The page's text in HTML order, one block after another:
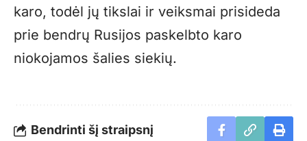
karo, todėl jų tikslai ir veiksmai prisideda
prie bendrų Rusijos paskelbto karo
niokojamos šalies siekių.
Bendrinti šį straipsnį